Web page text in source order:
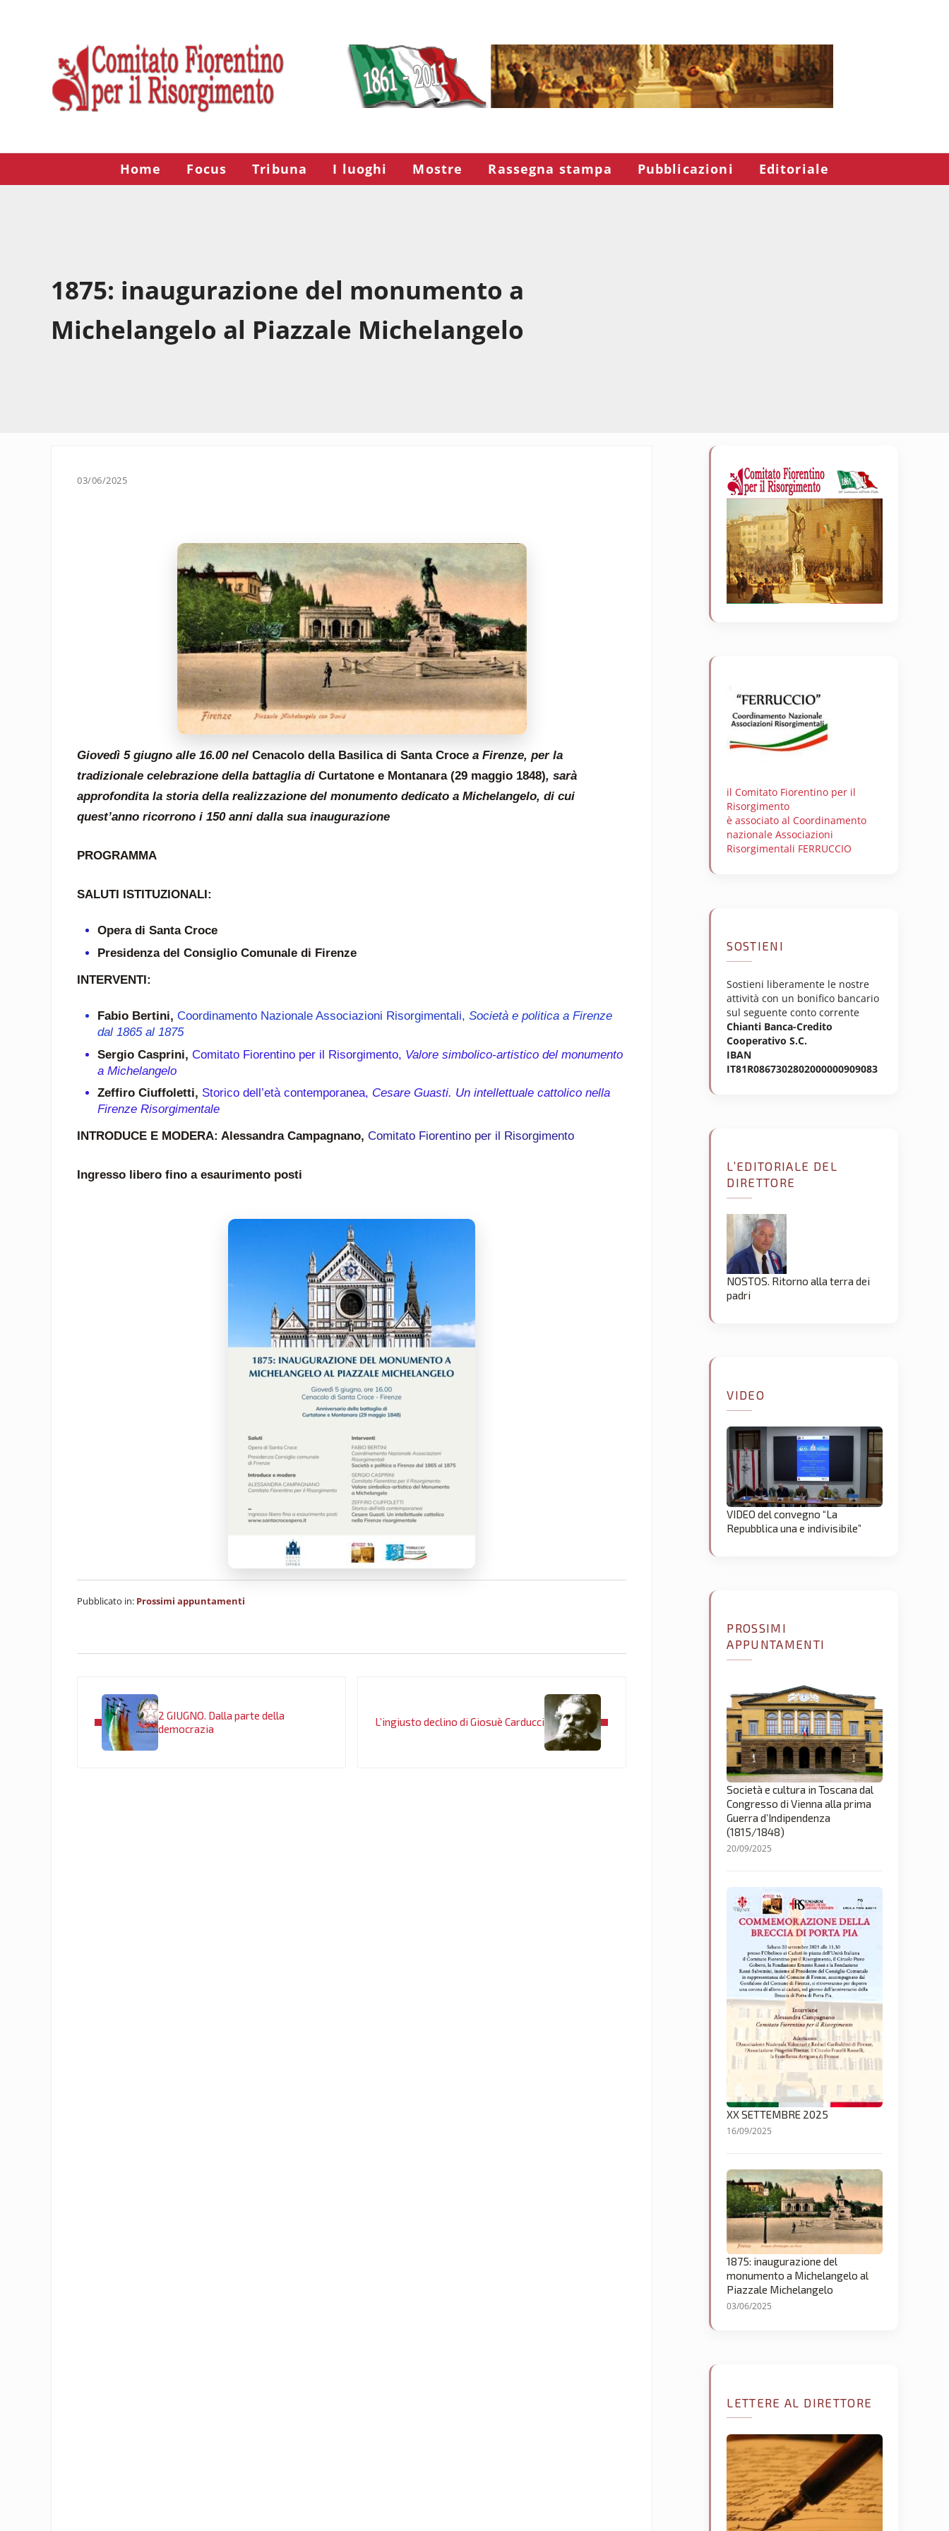
Home Focus Tribuna I luoghi Mostre Rassegna stampa Pubblicazioni Editoriale
1875: inaugurazione del monumento a
Michelangelo al Piazzale Michelangelo
03/06/2025
Giovedì 5 giugno alle 16.00 nelCenacolo della Basilica di Santa Crocea Firenze, per la
tradizionale celebrazione della battaglia diCurtatone e Montanara (29 maggio 1848), sarà
approfondita la storia della realizzazione del monumento dedicato a Michelangelo, di cui
quest’anno ricorrono i 150 anni dalla sua inaugurazione
PROGRAMMA
SALUTI ISTITUZIONALI:
Opera di Santa Croce
Presidenza del Consiglio Comunale di Firenze
INTERVENTI:
Fabio Bertini, Coordinamento Nazionale Associazioni Risorgimentali,Società e politica a Firenze
dal 1865 al 1875
Sergio Casprini, Comitato Fiorentino per il Risorgimento, Valore simbolico-artistico del monumento
a Michelangelo
Zeffiro Ciuffoletti, Storico dell’età contemporanea, Cesare Guasti. Un intellettuale cattolico nella
Firenze Risorgimentale
INTRODUCE E MODERA: Alessandra Campagnano, Comitato Fiorentino per il Risorgimento
Ingresso libero fino a esaurimento posti
Pubblicato in: Prossimi appuntamenti
2 GIUGNO. Dalla parte della
democrazia
L’ingiusto declino di Giosuè Carducci
Sidebar
il Comitato Fiorentino per il
Risorgimento
è associato al Coordinamento
nazionale Associazioni
Risorgimentali FERRUCCIO
SOSTIENI
Sostieni liberamente le nostre
attività con un bonifico bancario
sul seguente conto corrente
Chianti Banca-Credito
Cooperativo S.C.
IBAN
IT81R0867302802000000909083
L’EDITORIALE DEL
DIRETTORE
NOSTOS. Ritorno alla terra dei
padri
VIDEO
VIDEO del convegno “La
Repubblica una e indivisibile”
PROSSIMI
APPUNTAMENTI
Società e cultura in Toscana dal
Congresso di Vienna alla prima
Guerra d’Indipendenza
(1815/1848)
20/09/2025
XX SETTEMBRE 2025
16/09/2025
1875: inaugurazione del
monumento a Michelangelo al
Piazzale Michelangelo
03/06/2025
LETTERE AL DIRETTORE